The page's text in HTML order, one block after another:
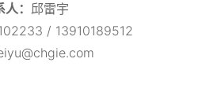
： 邱雷宇
/ 13910189512